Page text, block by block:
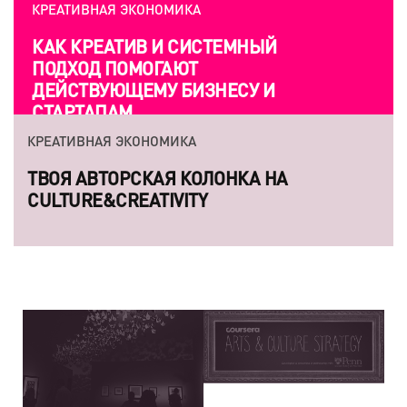
КРЕАТИВНАЯ ЭКОНОМИКА
ИРИНА МАРКОНИ: «МНЕ
ИНТЕРЕСНО ПОКАЗАТЬ
ЭФЕМЕРНОСТЬ ТЕАТРА, КАК
ИСКУССТВА»
КРЕАТИВНАЯ ЭКОНОМИКА
7 КНИГ, КОТОРЫЕ СПОСОБНЫ ЗАВОЕВАТЬ
СЕРДЦА КРЕАТИВНЫХ ЛИЧНОСТЕЙ